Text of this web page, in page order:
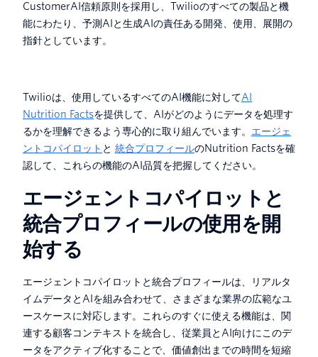
CustomerAI信頼原則を採用し、Twilioのすべての製品と機
能にわたり、予測AIと生成AIの責任ある開発、使用、展開の
指針としています。
Twilioは、使用しているすべてのAI機能に対してAI
Nutrition Factsを提供して、AIがどのようにデータを処理す
るかを理解できるよう専心的に取り組んでいます。 エージェ
ントコパイロット と 統合プロフィールのNutrition Factsを確
認して、これらの機能のAI品質を把握してください。
エージェントコパイロットと
統合プロフィールの使用を開
始する
エージェントコパイロットと統合プロフィールは、リアルタ
イムデータとAIを組み合わせて、さまざまな業界の広範なユ
ースケースに対応します。これらのすぐに使える機能は、関
連する顧客コンテキストを統合し、従業員とAI向けにこのデ
ータをアクティブ化することで、価値創出までの時間を短縮